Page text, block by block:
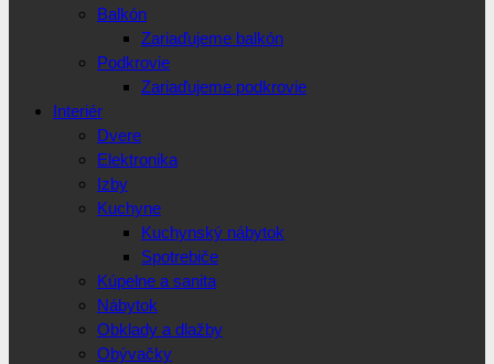
Balkón
Zariaďujeme balkón
Podkrovie
Zariaďujeme podkrovie
Interiér
Dvere
Elektronika
Izby
Kuchyne
Kuchynský nábytok
Spotrebiče
Kúpelne a sanita
Nábytok
Obklady a dlažby
Obývačky